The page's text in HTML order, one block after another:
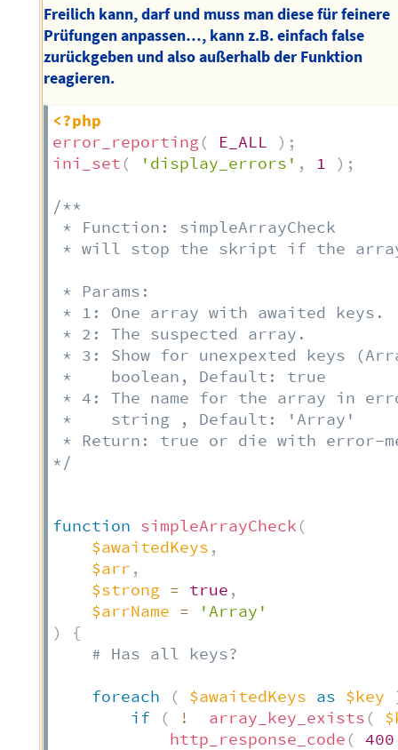
Freilich kann, darf und muss man diese für feinere
Prüfungen anpassen…, kann z.B. einfach false
zurückgeben und also außerhalb der Funktion
reagieren.
<?php
error_reporting( E_ALL ) ;
ini_set ( 'display_errors' , 1 ) ;
/**
* Function: simpleArrayCheck
* will stop the skript if the array
* Params:
* 1: One array with awaited keys.
* 2: The suspected array.
* 3: Show for unexpexted keys
*    boolean, Default: true
* 4: The name for the array in
*    string , Default: 'Array'
* Return: true or die with error-
*/
function simpleArrayCheck (
$awaitedKeys ,
$arr ,
$strong = true ,
$arrName =
'Array'
)
{
# Has all keys?
foreach ( $awaitedKeys as $key
if
( ! array_key_exists (
http_response_code ( 400